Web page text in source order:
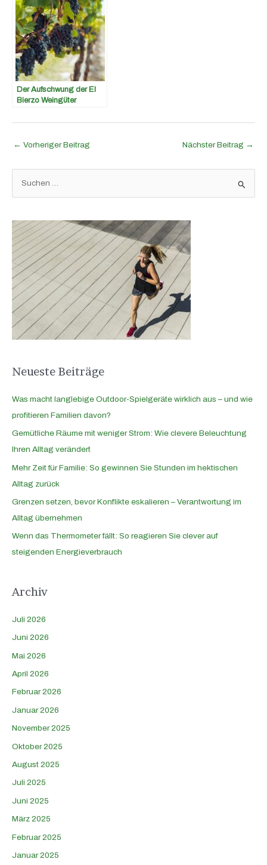
Der Aufschwung der El
Bierzo Weingüter
← Vorheriger Beitrag Nächster Beitrag →
c
h
e
n
a
c
Neueste Beiträge
Was macht langlebige Outdoor-Spielgeräte wirklich aus – und wie
profitieren Familien davon?
Gemütliche Räume mit weniger Strom: Wie clevere Beleuchtung
Ihren Alltag verändert
Mehr Zeit für Familie: So gewinnen Sie Stunden im hektischen
Alltag zurück
Grenzen setzen, bevor Konflikte eskalieren – Verantwortung im
Alltag übernehmen
Wenn das Thermometer fällt: So reagieren Sie clever auf
steigenden Energieverbrauch
Archiv
Juli 2026
Juni 2026
Mai 2026
April 2026
Februar 2026
Januar 2026
November 2025
Oktober 2025
August 2025
Juli 2025
Juni 2025
März 2025
Februar 2025
Januar 2025